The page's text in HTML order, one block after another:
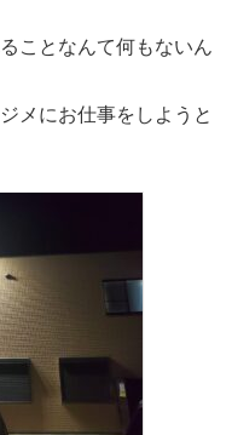
ことなんて何もないん
メにお仕事をしようと